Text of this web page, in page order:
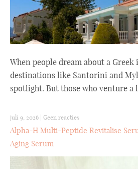
When people dream about a Greek
destinations like Santorini and
spotlight. But those who venture a
juli 9, 2026 Geen reacties
Alpha-H Multi-Peptide Revitalise
Aging Serum